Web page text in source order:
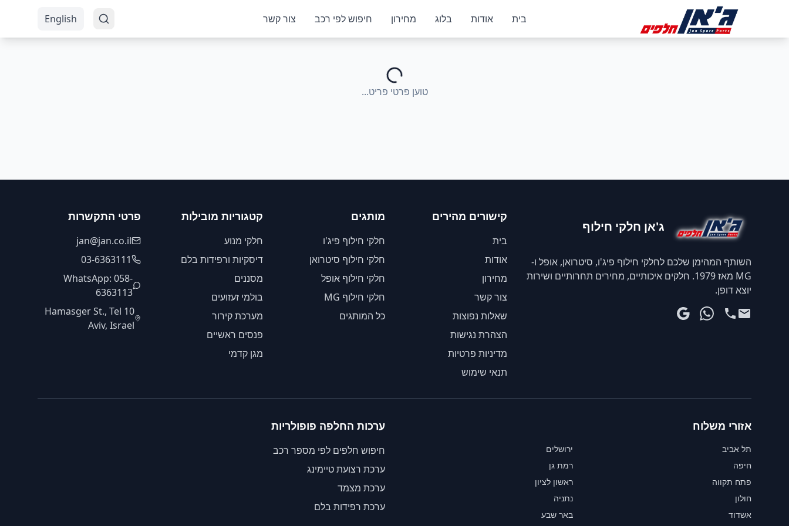
בית
אודות בלוג מחירון חיפוש לפי רכב צור קשר English
טוען פרטי פריט...
ג'אן חלקי חילוף
השותף המהימן שלכם לחלקי חילוף פיג'ו, סיטרואן, אופל ו-
MG מאז 1979. חלקים איכותיים, מחירים תחרותיים ושירות
יוצא דופן.
קישורים מהירים
בית
אודות
מחירון
צור קשר
שאלות נפוצות
הצהרת נגישות
מדיניות פרטיות
תנאי שימוש
מותגים
חלקי חילוף פיג'ו
חלקי חילוף סיטרואן
חלקי חילוף אופל
חלקי חילוף MG
כל המותגים
קטגוריות מובילות
חלקי מנוע
דיסקיות ורפידות בלם
מסננים
בולמי זעזועים
מערכת קירור
פנסים ראשיים
מגן קדמי
פרטי התקשרות
jan@jan.co.il
03-6363111
WhatsApp: 058-
6363113
10 Hamasger St., Tel
Aviv, Israel
אזורי משלוח
תל אביב
ירושלים
חיפה
רמת גן
פתח תקווה
ראשון לציון
חולון
נתניה
אשדוד
באר שבע
ערכות החלפה פופולריות
חיפוש חלפים לפי מספר רכב
ערכת רצועת טיימינג
ערכת מצמד
ערכת רפידות בלם